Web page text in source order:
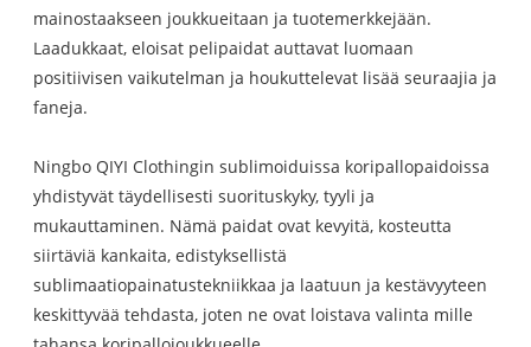
mainostaakseen joukkueitaan ja tuotemerkkejään.
Laadukkaat, eloisat pelipaidat auttavat luomaan
positiivisen vaikutelman ja houkuttelevat lisää seuraajia ja
faneja.
Ningbo QIYI Clothingin sublimoiduissa koripallopaidoissa
yhdistyvät täydellisesti suorituskyky, tyyli ja
mukauttaminen. Nämä paidat ovat kevyitä, kosteutta
siirtäviä kankaita, edistyksellistä
sublimaatiopainatustekniikkaa ja laatuun ja kestävyyteen
keskittyvää tehdasta, joten ne ovat loistava valinta mille